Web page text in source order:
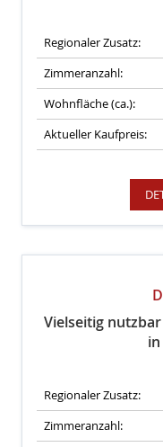
Regionaler Zusatz:
Zimmeranzahl:
Wohnfläche (ca.):
Aktueller Kaufpreis:
Vielseitig
Regionaler Zusatz:
Zimmeranzahl: